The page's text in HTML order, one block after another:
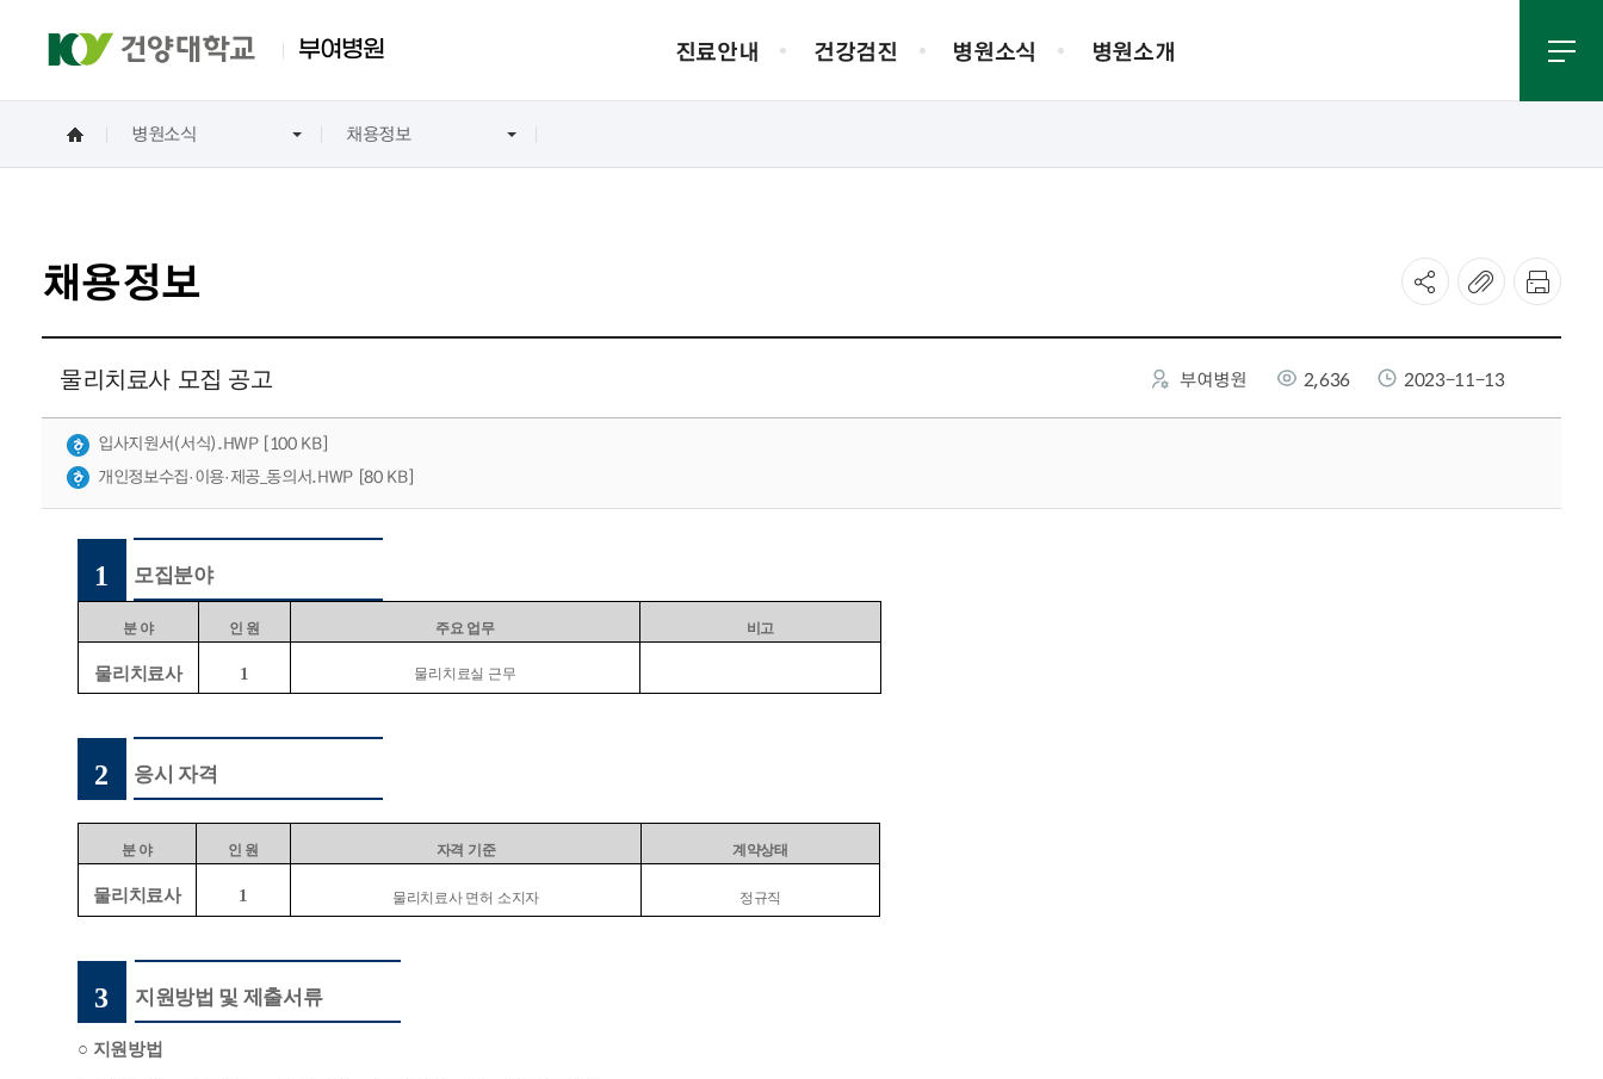
부여병원 진료안내
진료안내 진료과 외래진료 입/퇴원 응급실진료
건강검진
건강검진 건강검진
병원소식
병원소식 공지사항 채용정보 입사지원서 양식 다운 입찰공고
병원소개
병원소개 병원소개 병원장 인사말 병원연혁 찾아오시는길
병원소식 채용정보
채용정보
물리치료사 모집 공고 부여병원 2,636 2023-11-13
입사지원서(서식).HWP [100 KB]
개인정보수집·이용·제공_동의서.HWP [80 KB]
1 모집분야
분 야 인 원 주요 업무 비고
물리치료사 1 물리치료실 근무
2 응시 자격
분 야 인 원 자격 기준 계약상태
물리치료사 1 물리치료사 면허 소지자 정규직
3 지원방법 및 제출서류
○ 지원방법